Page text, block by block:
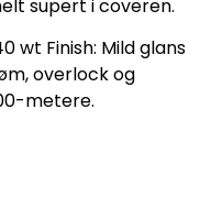
supert i coveren.
wt Finish: Mild glans
overlock og
metere.